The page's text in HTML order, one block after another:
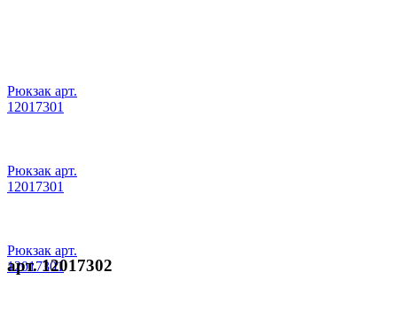
Рюкзак арт.
12017301
Рюкзак арт.
12017301
Рюкзак арт.
12017301
арт. 12017302